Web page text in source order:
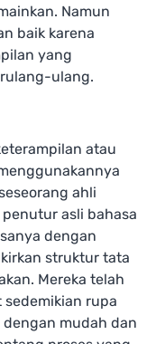
Namun
baik karena
yang
ulang.
atau
ahli
asli bahasa
dengan
struktur tata
Mereka telah
rupa
mudah dan